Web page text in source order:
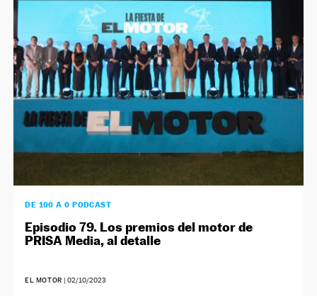
DE 100 A 0 PODCAST
Episodio 79. Los premios del motor de
PRISA Media, al detalle
EL MOTOR | 02/10/2023